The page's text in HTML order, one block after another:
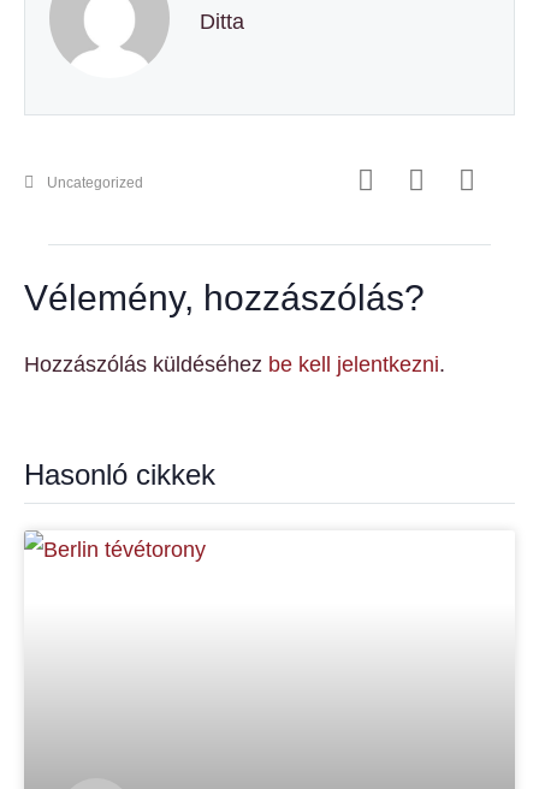
Ditta
Uncategorized
Vélemény, hozzászólás?
Hozzászólás küldéséhez be kell jelentkezni.
Hasonló cikkek